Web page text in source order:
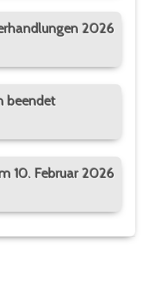
2026
beendet
10. Februar 2026